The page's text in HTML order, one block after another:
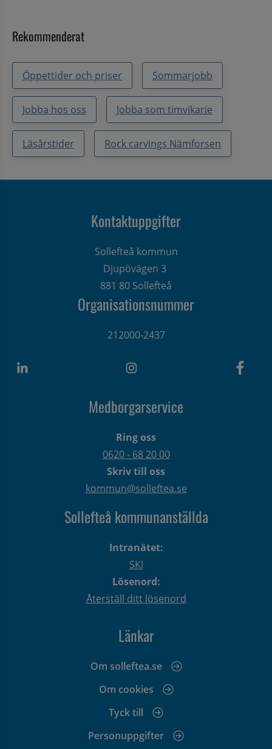
Rekommenderat
Öppettider och priser Sommarjobb
Jobba hos oss Jobba som timvikarie
Läsårstider Rock carvings Nämforsen
Kontaktuppgifter
Sollefteå kommun
Djupövägen 3
881 80 Sollefteå
Organisationsnummer
212000-2437
Medborgarservice
Ring oss
0620 - 68 20 00
Skriv till oss
kommun@solleftea.se
Sollefteå kommunanställda
Intranätet:
SKI
Lösenord:
Återställ ditt lösenord
Länkar
Om solleftea.se
Om cookies
Tyck till
Personuppgifter